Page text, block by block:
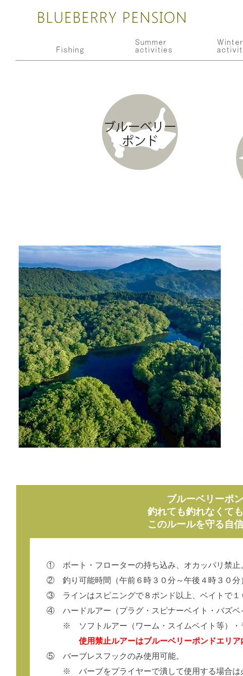
ブルーベリーポ
釣れても釣れなくて
このルールを守る自
① ボート・フローターの持ち込み、オカッパリ禁止
② 釣り可能時間（午前６時３０分～午後４時３０分）
③ ラインはスピニングで８ポンド以上、ベイトで１０
④ ハードルアー（プラグ・スピナーベイト・バズベイ
※ ソフトルアー（ワーム・スイムベイト等）・ラバ
使用禁止ルアーはブルーベリーポンドエリア
⑤ バーブレスフックのみ使用可能。
※ バーブをプライヤーで潰して使用する場合は必